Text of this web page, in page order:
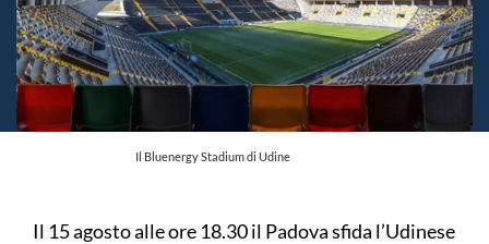
Il Bluenergy Stadium di Udine
Il 15 agosto alle ore 18.30 il Padova sfida l’Udinese